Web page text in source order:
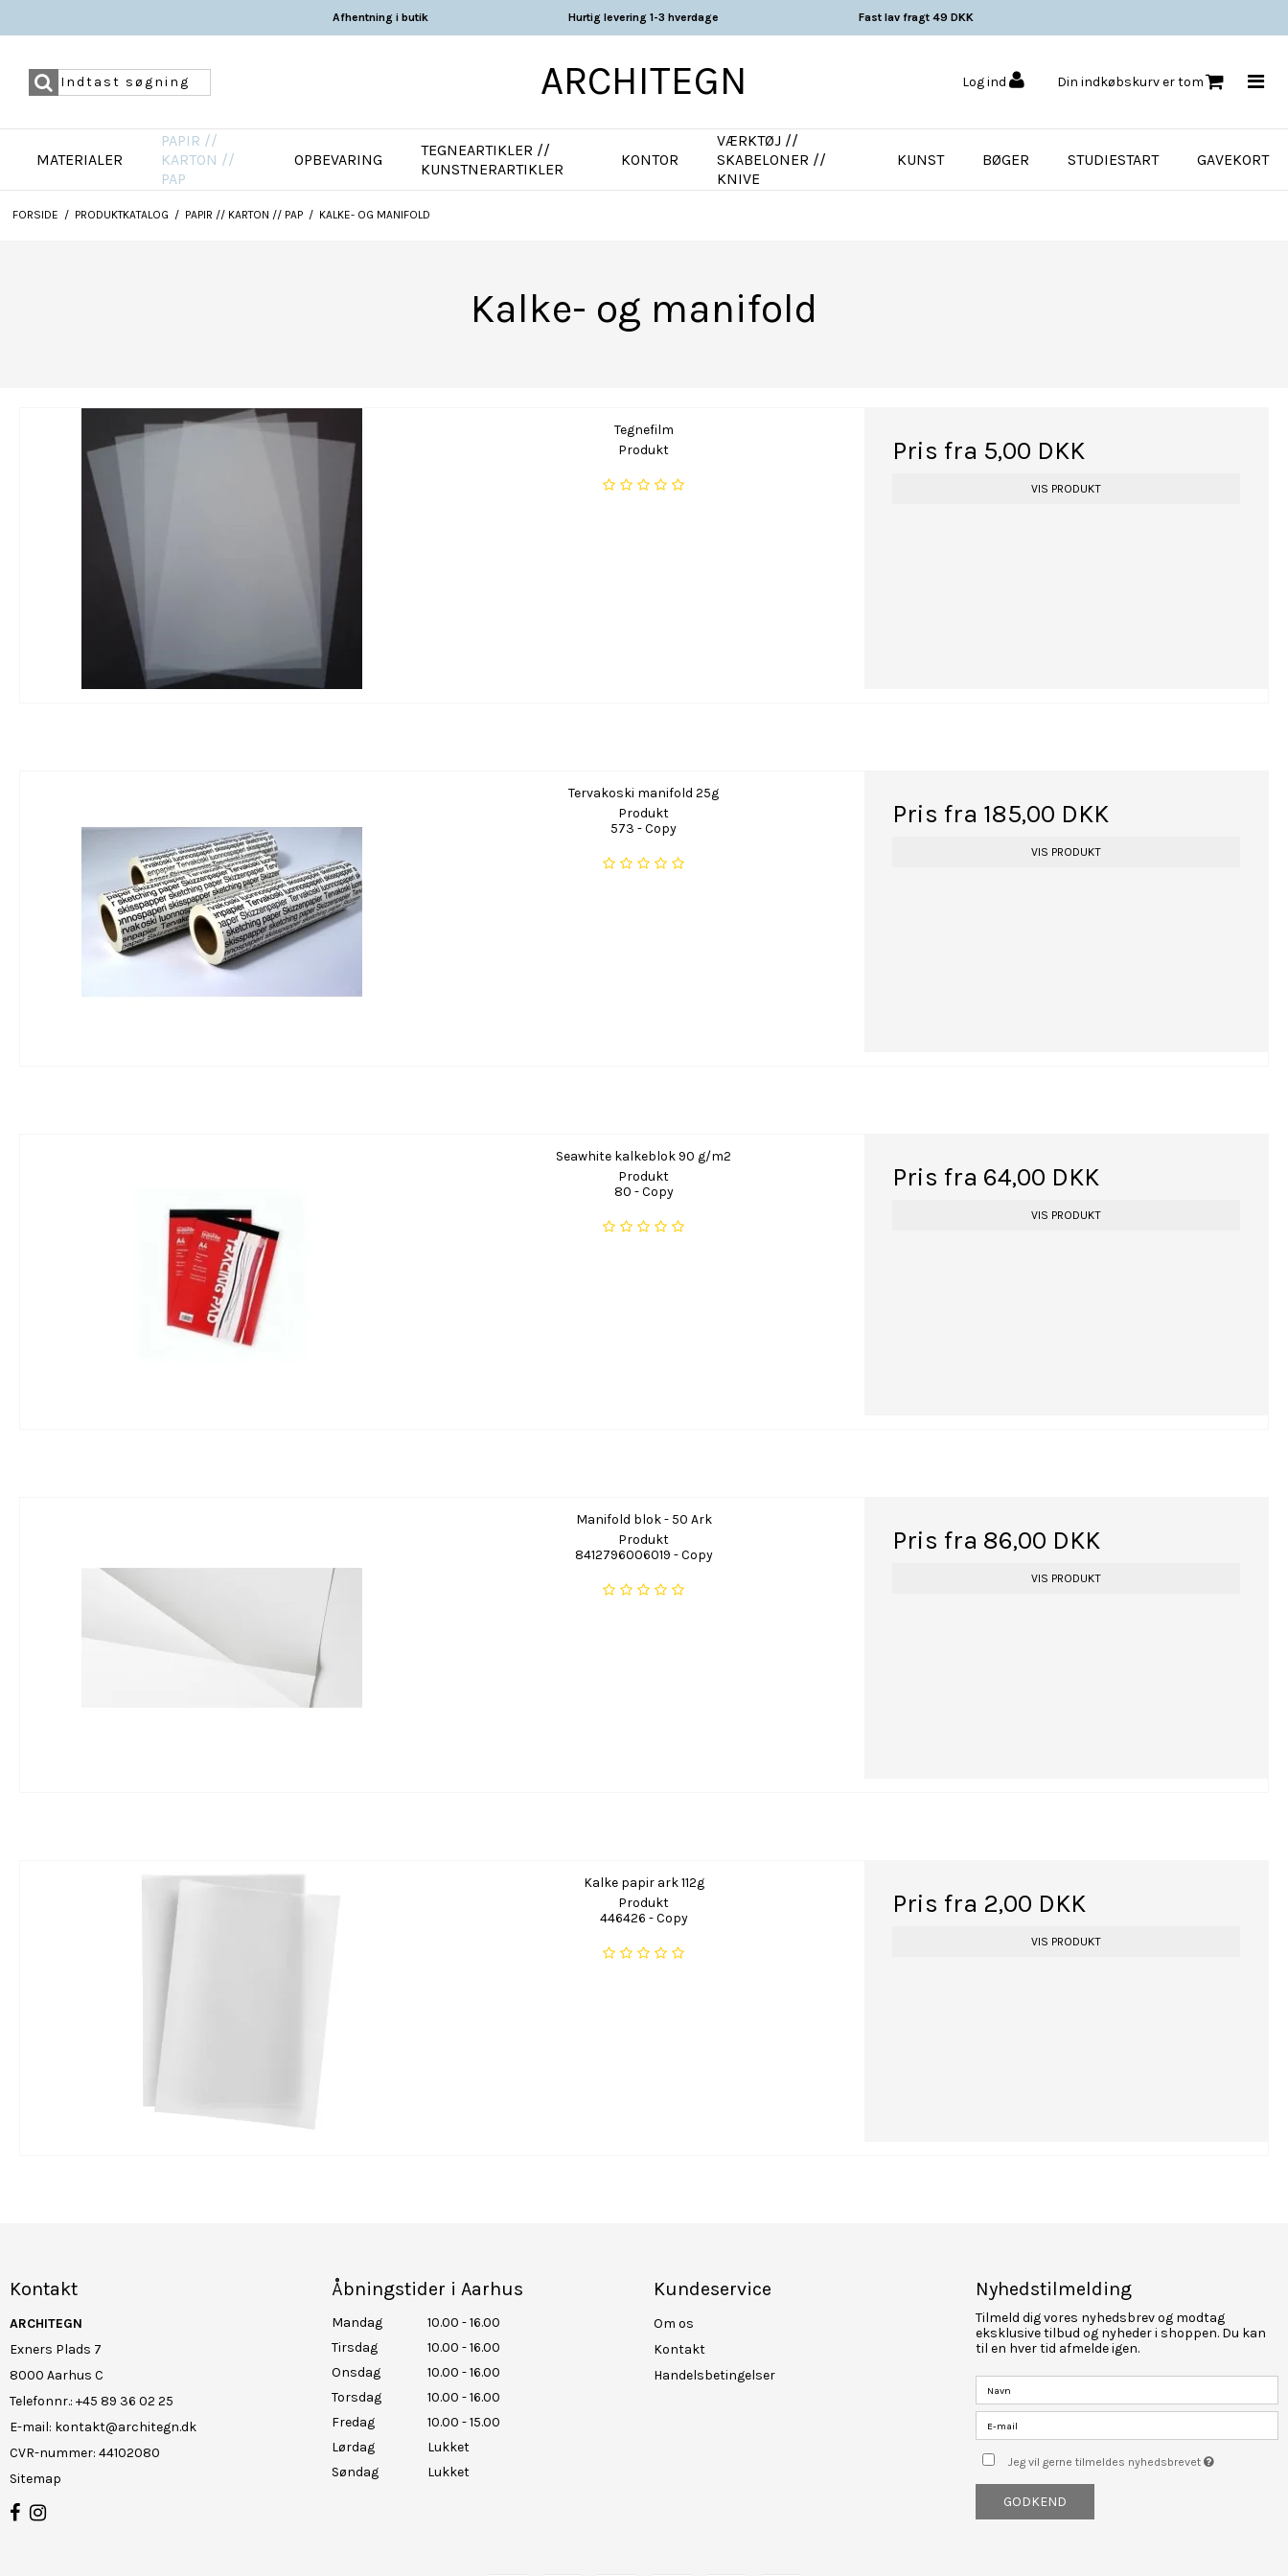
Afhentning i butik Hurtig levering 1-3 hverdage Fast lav fragt 49 DKK
ARCHITEGN Log ind Din indkøbskurv er tom
MATERIALER
PAPIR //
KARTON //
PAP
OPBEVARING
TEGNEARTIKLER //
KUNSTNERARTIKLER
KONTOR
VÆRKTØJ //
SKABELONER //
KNIVE
KUNST BØGER STUDIESTART GAVEKORT
FORSIDE / PRODUKTKATALOG / PAPIR // KARTON // PAP / KALKE- OG MANIFOLD
Kalke- og manifold
Tegnefilm
Produkt
Pris fra 5,00 DKK
VIS PRODUKT
Tervakoski manifold 25g
Produkt
573 - Copy
Pris fra 185,00 DKK
VIS PRODUKT
Seawhite kalkeblok 90 g/m2
Produkt
80 - Copy
Pris fra 64,00 DKK
VIS PRODUKT
Manifold blok - 50 Ark
Produkt
8412796006019 - Copy
Pris fra 86,00 DKK
VIS PRODUKT
Kalke papir ark 112g
Produkt
446426 - Copy
Pris fra 2,00 DKK
VIS PRODUKT
Kontakt
ARCHITEGN
Exners Plads 7
8000 Aarhus C
Telefonnr.: +45 89 36 02 25
E-mail: kontakt@architegn.dk
CVR-nummer: 44102080
Sitemap
Åbningstider i Aarhus
Mandag
10.00 - 16.00
Tirsdag
10.00 - 16.00
Onsdag
10.00 - 16.00
Torsdag
10.00 - 16.00
Fredag
10.00 - 15.00
Lørdag
Lukket
Søndag
Lukket
Kundeservice
Om os
Kontakt
Handelsbetingelser
Nyhedstilmelding
Tilmeld dig vores nyhedsbrev og modtag
eksklusive tilbud og nyheder i shoppen. Du kan
til en hver tid afmelde igen.
Jeg vil gerne tilmeldes nyhedsbrevet
GODKEND